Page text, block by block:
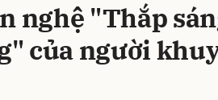
nghệ "Thắp
của người